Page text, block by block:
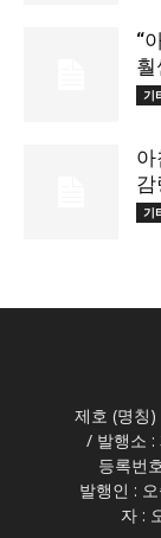
“
훨
기
아
감
기
제호 (명칭
/ 발행소 :
등록번
발행인 :
자 :